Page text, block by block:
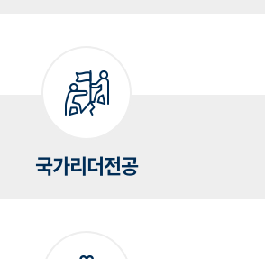
국가리더전공